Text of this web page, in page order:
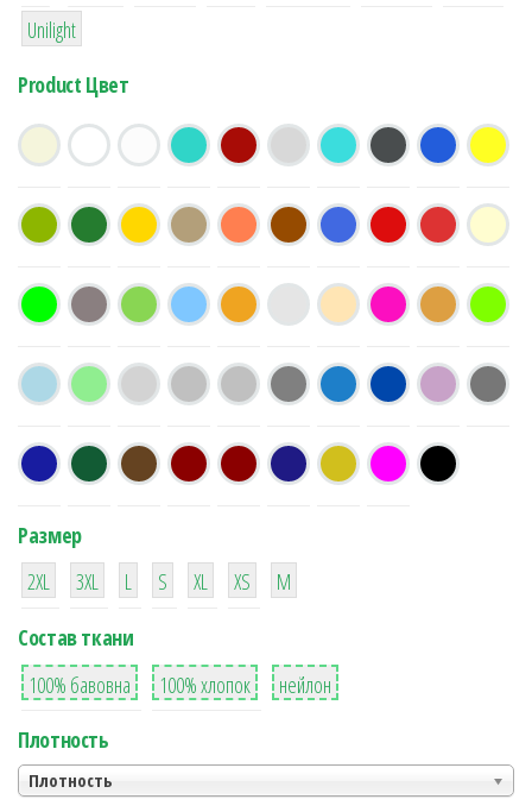
1
Unilight
Product Цвет
Размер
38
2XL
16
3XL
42
L
42
S
42
XL XS
М
Состав ткани
8
100% бавовна
36
100% хлопок
2
нейлон
Плотность
Плотность